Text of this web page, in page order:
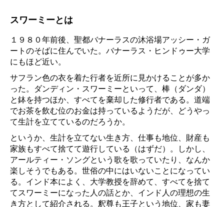
スワーミーとは
１９８０年前後、聖都バナーラスの沐浴場アッシー・ガ
ートのそばに住んでいた。バナーラス・ヒンドゥー大学
にもほど近い。
サフラン色の衣を着た行者を近所に見かけることが多か
った。ダンディン・スワーミーといって、棒（ダンダ）
と鉢を持つほか、すべてを棄却した修行者である。道端
でお茶を飲む位のお金は持っているようだが、どうやっ
て生計を立てているのだろうか。
というか、生計を立てない生き方、仕事も地位、財産も
家族もすべて捨てて遊行している（はずだ）。しかし、
アールティー・ソングという歌を歌っていたり、なんか
楽しそうでもある。世俗の中にはいないことになってい
る。インド本によく、大学教授を辞めて、すべてを捨て
てスワーミーになった人の話とか、インド人の理想の生
き方として紹介される。釈尊も王子という地位、家も妻